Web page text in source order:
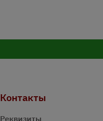
Контакты
Реквизиты